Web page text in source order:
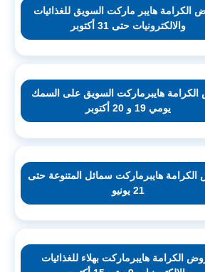
الكرامة هايبر ماركت السويق للغذائيات
والالكترونيات حتى 31 أكتوبر
هايبرماركت السويق على السمك
يومي 19 و 20 أكتوبر
هايبرماركت سمائل المتنوعة حتى
21 يونيو
الكرامة هايبرماركت بهلاء للغذائيات